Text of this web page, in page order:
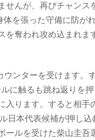
せんが、再びチャンス
を張った守備に防が
を奪われ攻め込まれま
ンターを受けます。
に触るも跳ね返りを
入ります。すると相手
日本代表候補が押し込
ールを受けた柴山圭吾